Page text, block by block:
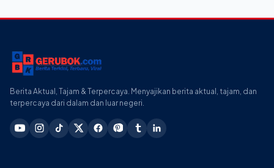
Berita Aktual, Tajam & Terpercaya. Menyajikan berita aktual, tajam, dan
terpercaya dari dalam dan luar negeri.